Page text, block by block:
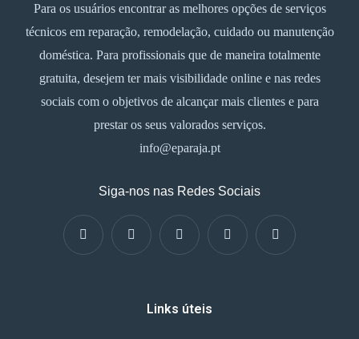
Para os usuários encontrar as melhores opções de serviços
técnicos em reparação, remodelação, cuidado ou manutenção
doméstica. Para profissionais que de maneira totalmente
gratuita, desejem ter mais visibilidade online e nas redes
sociais com o objetivos de alcançar mais clientes e para
prestar os seus valorados serviços.
info@eparaja.pt
Siga-nos nas Redes Sociais
Links úteis